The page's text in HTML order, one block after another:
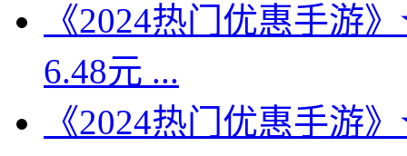
《2024热门优惠手游
6.48元 ...
《2024热门优惠手游